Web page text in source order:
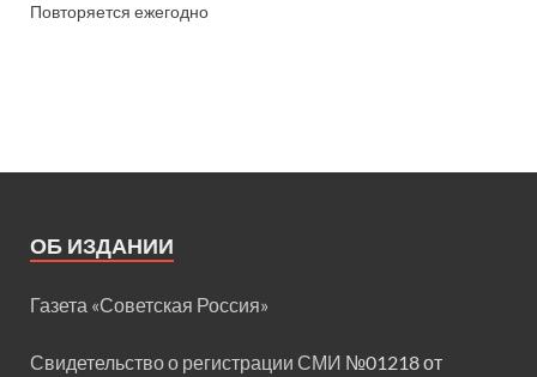
Повторяется ежегодно
ОБ ИЗДАНИИ
Газета «Советская Россия»
Свидетельство о регистрации СМИ №01218 от